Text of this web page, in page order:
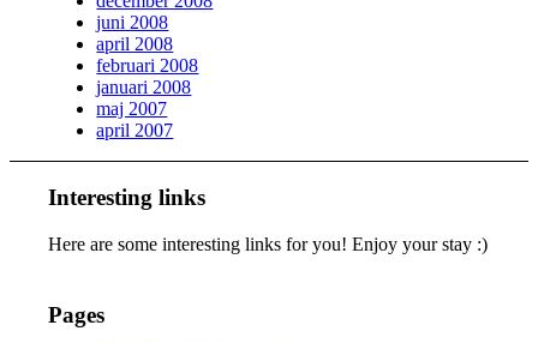
juni 2008
april 2008
februari 2008
januari 2008
maj 2007
april 2007
Interesting links
Here are some interesting links for you! Enjoy your stay :)
Pages